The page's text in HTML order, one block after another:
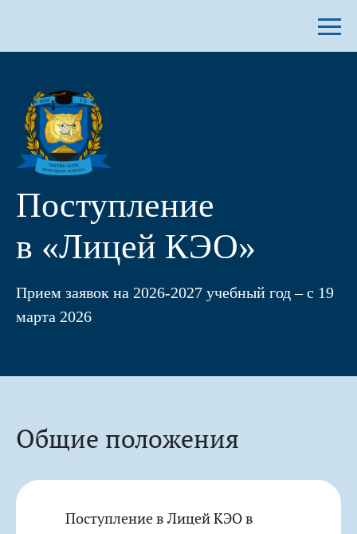
Поступление
в «Лицей КЭО»
Прием заявок на 2026-2027 учебный год – с 19
марта 2026
Общие положения
Поступление в Лицей КЭО в